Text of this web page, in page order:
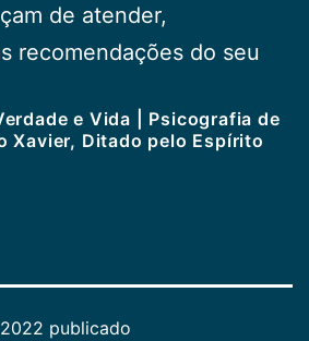
de atender,
recomendações do seu
e Vida | Psicografia de
Xavier, Ditado pelo Espírito
publicado